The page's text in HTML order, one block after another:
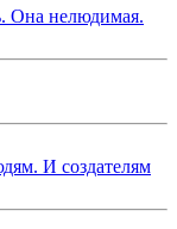
Она нелюдимая.
И создателям